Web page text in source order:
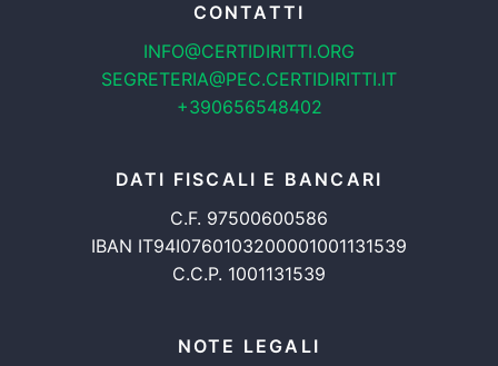
CONTATTI
INFO@CERTIDIRITTI.ORG
SEGRETERIA@PEC.CERTIDIRITTI.IT
+390656548402
DATI FISCALI E BANCARI
C.F. 97500600586
IBAN IT94I0760103200001001131539
C.C.P. 1001131539
NOTE LEGALI